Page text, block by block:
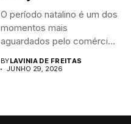
O período natalino é um dos
momentos mais
aguardados pelo comércio
BYLAVINIA DE FREITAS
JUNHO 29, 2026